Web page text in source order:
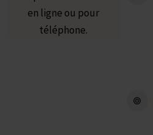
en ligne ou pour
téléphone.